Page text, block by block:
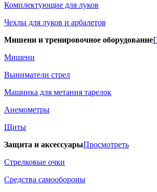
Комплектующие для луков
Чехлы для луков и арбалетов
Мишени и тренировочное оборудование
Мишени
Выниматели стрел
Машинка для метания тарелок
Анемометры
Щиты
Защита и аксессуарыПросмотреть
Стрелковые очки
Средства самообороны